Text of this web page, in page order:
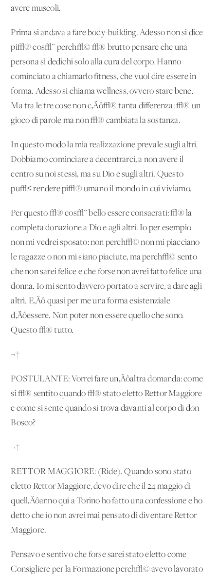
avere muscoli.
Prima si andava a fare body-building. Adesso non si dice
pi√π cos√¨ perch√© √® brutto pensare che una
persona si dedichi solo alla cura del corpo. Hanno
cominciato a chiamarlo fitness, che vuol dire essere in
forma. Adesso si chiama wellness, ovvero stare bene.
Ma tra le tre cose non c‚Äô√® tanta differenza: √® un
gioco di parole ma non √® cambiata la sostanza.
In questo modo la mia realizzazione prevale sugli altri.
Dobbiamo cominciare a decentrarci, a non avere il
centro su noi stessi, ma su Dio e sugli altri. Questo
pu√≤ rendere pi√π umano il mondo in cui viviamo.
Per questo √® cos√¨ bello essere consacrati: √® la
completa donazione a Dio e agli altri. Io per esempio
non mi vedrei sposato: non perch√© non mi piacciano
le ragazze o non mi siano piaciute, ma perch√© sento
che non sarei felice e che forse non avrei fatto felice una
donna. Io mi sento davvero portato a servire, a dare agli
altri. E‚Äô quasi per me una forma esistenziale
d‚Äôessere. Non poter non essere quello che sono.
Questo √® tutto.
¬†
POSTULANTE: Vorrei fare un‚Äôaltra domanda: come
si √® sentito quando √® stato eletto Rettor Maggiore
e come si sente quando si trova davanti al corpo di don
Bosco?
¬†
RETTOR MAGGIORE: (Ride). Quando sono stato
eletto Rettor Maggiore, devo dire che il 24 maggio di
quell‚Äôanno qui a Torino ho fatto una confessione e ho
detto che io non avrei mai pensato di diventare Rettor
Maggiore.
Pensavo e sentivo che forse sarei stato eletto come
Consigliere per la Formazione perch√© avevo lavorato